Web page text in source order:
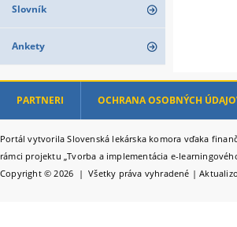
Slovník
Ankety
PARTNERI OCHRANA OSOBNÝCH
Portál vytvorila Slovenská lekárska komora vďaka
rámci projektu „Tvorba a implementácia e-
Copyright © 2026 | Všetky práva vyhradené |